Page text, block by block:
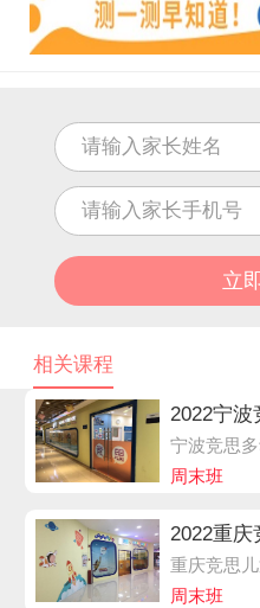
相关课程
周末班
2022重庆
周末班